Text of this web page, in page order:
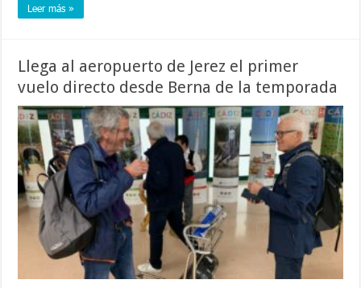
Leer más »
Llega al aeropuerto de Jerez el primer
vuelo directo desde Berna de la temporada